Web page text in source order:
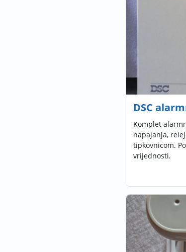
DSC
Komplet
napajanja,
tipkovnicom.
vrijednosti.